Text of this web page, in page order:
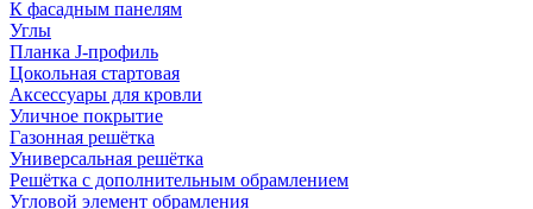
К фасадным панелям
Углы
Планка J-профиль
Цокольная стартовая
Аксессуары для кровли
Уличное покрытие
Газонная решётка
Универсальная решётка
Решётка с дополнительным обрамлением
Угловой элемент обрамления